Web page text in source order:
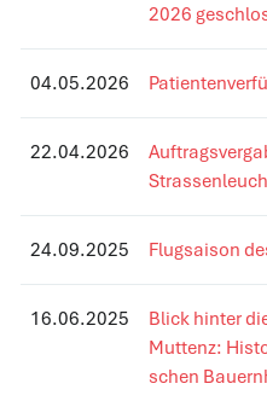
2026
04.05.2026
22.04.2026
24.09.2025 Flugsaison
16.06.2025
Blick hinter
Muttenz:
schen